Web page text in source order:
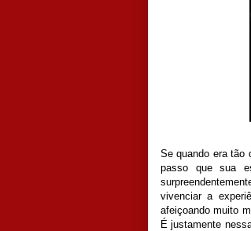
Se quando era tão
passo que sua
vivenciar a
afeiçoando muito
É justamente